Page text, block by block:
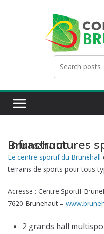
Infrastructures sportives à Brunehaut
Le centre sportif du Brunehall
terrains de sports pour tous
Adresse : Centre Sportif
7620 Brunehaut –
2 grands hall